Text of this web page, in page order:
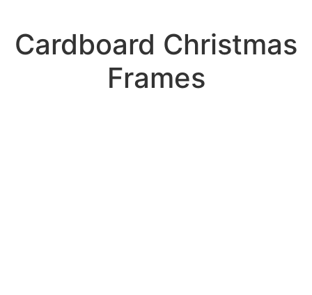
Cardboard Christmas
Frames